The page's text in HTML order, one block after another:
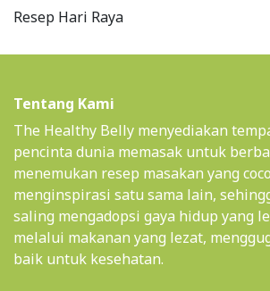
Resep Hari Raya
Tentang Kami
The Healthy Belly menyediakan
pencinta dunia memasak untuk
menemukan resep masakan yang
menginspirasi satu sama lain,
saling mengadopsi gaya hidup yang
melalui makanan yang lezat,
baik untuk kesehatan.